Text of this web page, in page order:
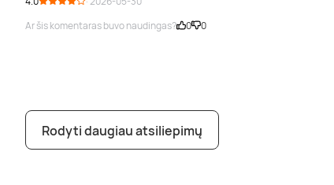
Ar šis komentaras buvo naudingas?
0 0
Rodyti daugiau atsiliepimų